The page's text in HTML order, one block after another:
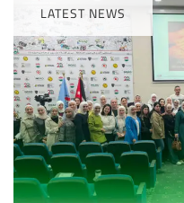
LATEST NEWS